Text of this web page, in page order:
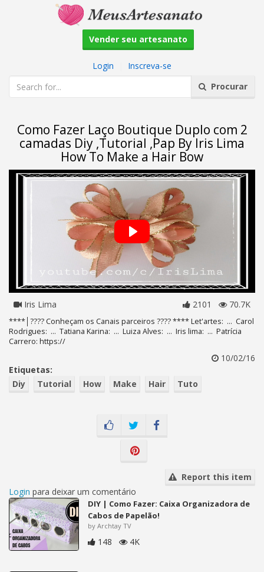
Vender seu artesanato
Login
Inscreva-se
Procurar
Como Fazer Laço Boutique Duplo com 2
camadas Diy ,Tutorial ,Pap By Iris Lima
How To Make a Hair Bow
Iris Lima 2101 70.7K
****│???? Conheçam os Canais parceiros ???? **** Let'artes: ... Carol
Rodrigues: ... Tatiana Karina: ... Luiza Alves: ... Iris lima: ... Patrícia
Carrero: https://
10/02/16
Etiquetas:
Diy
Tutorial How Make Hair Tuto
Report this item
Login para deixar um comentário
DIY | Como Fazer: Caixa Organizadora de
Cabos de Papelão!
by Archtay TV
148 4K